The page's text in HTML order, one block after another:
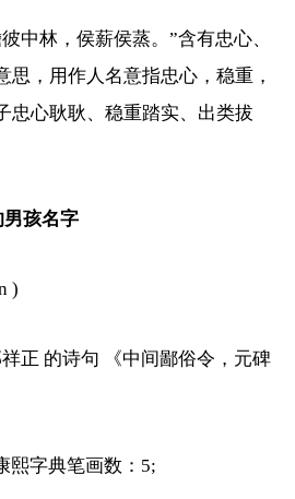
中林，侯薪侯蒸。”含有忠心、
思，用作人名意指忠心，稳重，
忠心耿耿、稳重踏实、出类拔
男孩名字
)
正 的诗句 《中间鄙俗令，元碑
熙字典笔画数：5;